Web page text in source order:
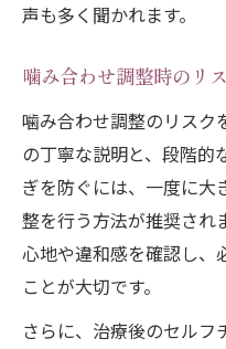
声も多く聞かれます。
噛み合わせ調整時のリ
噛み合わせ調整のリスク
の丁寧な説明と、段階的
ぎを防ぐには、一度に大
整を行う方法が推奨され
心地や違和感を確認し、
ことが大切です。
さらに、治療後のセルフ